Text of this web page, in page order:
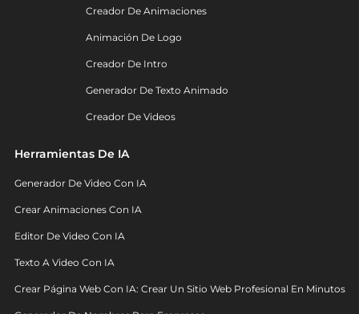
Creador De Animaciones
Animación De Logo
Creador De Intro
Generador De Texto Animado
Creador De Videos
Herramientas De IA
Generador De Video Con IA
Crear Animaciones Con IA
Editor De Video Con IA
Texto A Video Con IA
Crear Página Web Con IA: Crear Un Sitio Web Profesional En Minutos